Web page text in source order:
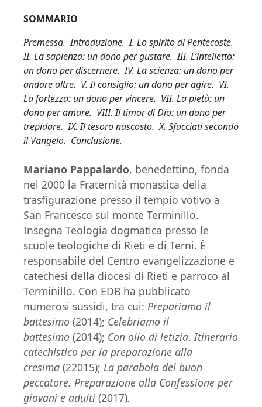
SOMMARIO
Premessa. Introduzione. I. Lo spirito di Pentecoste.
II. La sapienza: un dono per gustare. III. L’intelletto:
un dono per discernere. IV. La scienza: un dono per
andare oltre. V. Il consiglio: un dono per agire. VI.
La fortezza: un dono per vincere. VII. La pietà: un
dono per amare. VIII. Il timor di Dio: un dono per
trepidare. IX. Il tesoro nascosto. X. Sfacciati secondo
il Vangelo. Conclusione.
Mariano Pappalardo, benedettino, fonda
nel 2000 la Fraternità monastica della
trasfigurazione presso il tempio votivo a
San Francesco sul monte Terminillo.
Insegna Teologia dogmatica presso le
scuole teologiche di Rieti e di Terni. È
responsabile del Centro evangelizzazione e
catechesi della diocesi di Rieti e parroco al
Terminillo. Con EDB ha pubblicato
numerosi sussidi, tra cui: Prepariamo il
battesimo (2014); Celebriamo il
battesimo (2014); Con olio di letizia.Itinerario
catechistico per la preparazione alla
cresima (22015); La parabola del buon
peccatore. Preparazione alla Confessione per
giovani e adulti (2017).